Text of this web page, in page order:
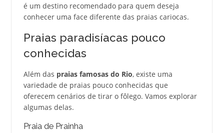
é um destino recomendado para quem deseja
conhecer uma face diferente das praias cariocas.
Praias paradisíacas pouco
conhecidas
Além das praias famosas do Rio, existe uma
variedade de praias pouco conhecidas que
oferecem cenários de tirar o fôlego. Vamos explorar
algumas delas.
Praia de Prainha